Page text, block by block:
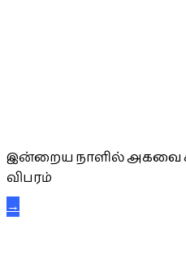
இன்றைய நாளில் அகவை
விபரம்
→